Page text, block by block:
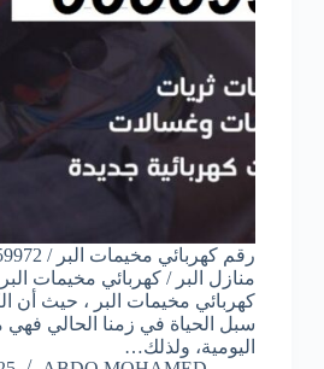
منازل البر / كهربائي مخيمات
كهربائي مخيمات البر ، حيث أن
سبل الحياة في زمنا الحالي فهي
اليومية، ولذلك…